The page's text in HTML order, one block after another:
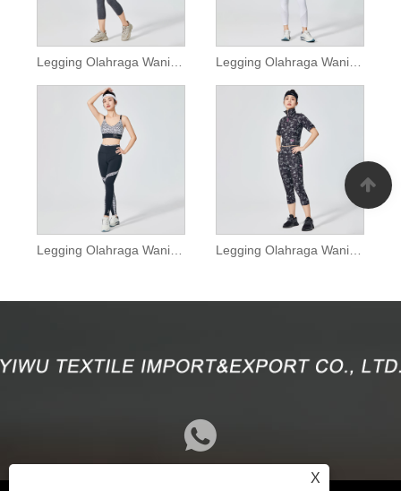
Legging Olahraga Wanita Rami Abu-abu
Legging Olahraga Wanita Motif Macan Tutul Putih
X